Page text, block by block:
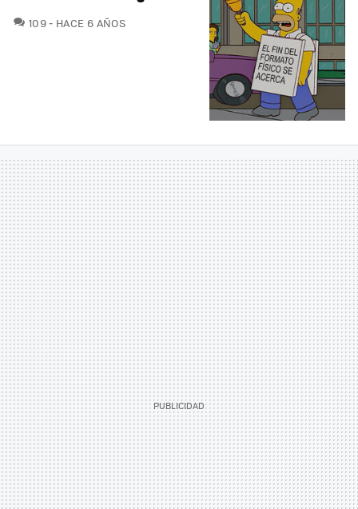
109COMENTARIOS
HACE 6 AÑOS